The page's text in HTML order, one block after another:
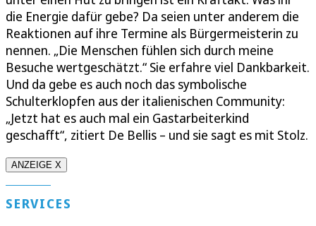
die Energie dafür gebe? Da seien unter anderem die
Reaktionen auf ihre Termine als Bürgermeisterin zu
nennen. „Die Menschen fühlen sich durch meine
Besuche wertgeschätzt.“ Sie erfahre viel Dankbarkeit.
Und da gebe es auch noch das symbolische
Schulterklopfen aus der italienischen Community:
„Jetzt hat es auch mal ein Gastarbeiterkind
geschafft“, zitiert De Bellis – und sie sagt es mit Stolz.
ANZEIGE X
SERVICES